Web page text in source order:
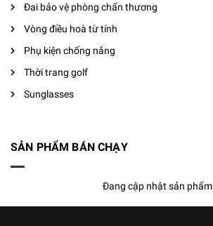
Đai bảo vệ phòng chấn thương
Vòng điều hoà từ tính
Phụ kiện chống nắng
Thời trang golf
Sunglasses
SẢN PHẨM BÁN CHẠY
Đang cập nhật sản phẩm